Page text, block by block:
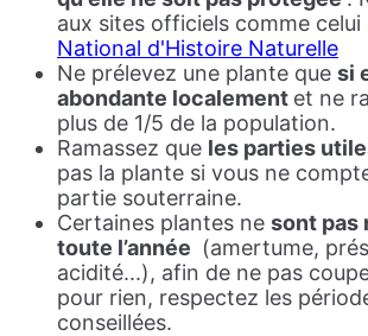
aux sites officiels comme celui
National d'Histoire Naturelle
Ne prélevez une plante que si
abondante localement et ne
plus de 1/5 de la population.
Ramassez que les parties
pas la plante si vous ne
partie souterraine.
Certaines plantes ne sont pas
toute l’année (amertume,
acidité...), afin de ne pas
pour rien, respectez les
conseillées.